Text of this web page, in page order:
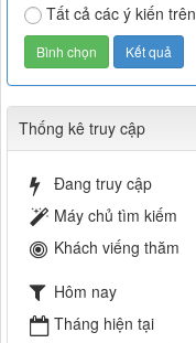
Tất cả các ý kiến trên
Thống kê truy cập
Đang truy cập
Máy chủ tìm kiếm
Khách viếng thăm
Hôm nay
Tháng hiện tại